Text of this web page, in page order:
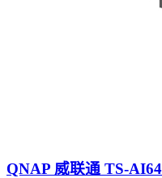
QNAP 威联通 TS-